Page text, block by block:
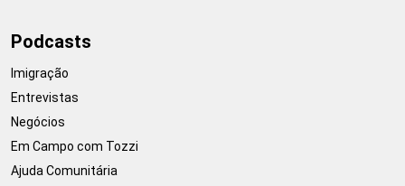
Podcasts
Imigração
Entrevistas
Negócios
Em Campo com Tozzi
Ajuda Comunitária